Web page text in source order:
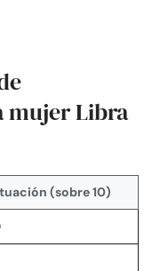
mujer Libra
(sobre 10)